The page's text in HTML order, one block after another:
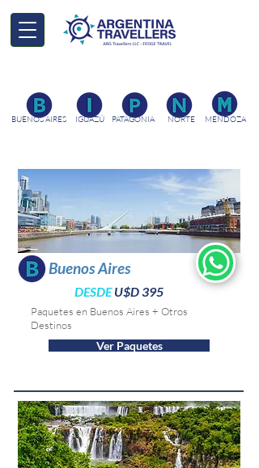
BUENOS AIRES IGUAZÚ PATAGONIA NORTE MENDOZA
Buenos Aires
DESDEU$D 395
Paquetes en Buenos Aires + Otros
Destinos
Ver Paquetes